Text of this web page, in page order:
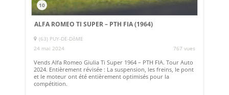
10
ALFA ROMEO TI SUPER – PTH FIA (1964)
(63) PUY-DE-DôME
24 mai 2024
767 vues
Vends Alfa Romeo Giulia Ti Super 1964 – PTH FIA. Tour Auto
2024. Entièrement révisée : La suspension, les freins, le pont
et le moteur ont été entièrement optimisés pour la
compétition.